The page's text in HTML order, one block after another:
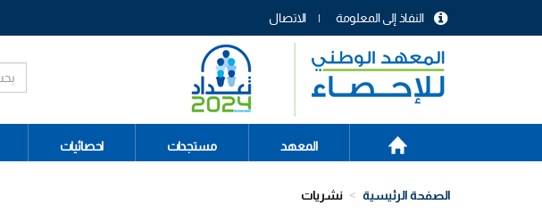
menu
header
الاتصال النفاذ إلى المعلومة
Main
navigation
الرئيسية
المعهد مستجدات احصائيات
الصفحة الرئيسية نشريات